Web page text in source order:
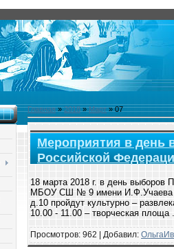
Главная»2018 » Март » 07
Мероприятия в день
Российской
18 марта 2018 г. в день выборов
МБОУ СШ № 9 имени И.Ф.Учаева
д.10 пройдут культурно –
10.00 - 11.00 – творческая площа
Просмотров: 962 | Добавил: